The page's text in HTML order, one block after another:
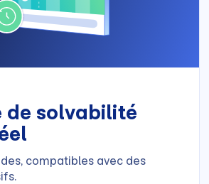
de solvabilité
compatibles avec des